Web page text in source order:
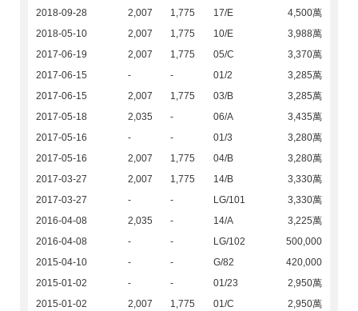
2018-09-28 2,007 1,775 17/E
4,500萬
2018-05-10
2,007 1,775 10/E
3,988萬
2017-06-19
2,007 1,775 05/C
3,370萬
2017-06-15
- - 01/2
3,285萬
2017-06-15
2,007 1,775 03/B
3,285萬
2017-05-18
2,035 - 06/A
3,435萬
2017-05-16
- - 01/3
3,280萬
2017-05-16
2,007 1,775 04/B
3,280萬
2017-03-27
2,007 1,775 14/B
3,330萬
2017-03-27
- - LG/101
3,330萬
2016-04-08
2,035 - 14/A
3,225萬
2016-04-08
- - LG/102
500,000
2015-04-10
- - G/82
420,000
2015-01-02
- - 01/23
2,950萬
2015-01-02
2,007 1,775 01/C
2,950萬